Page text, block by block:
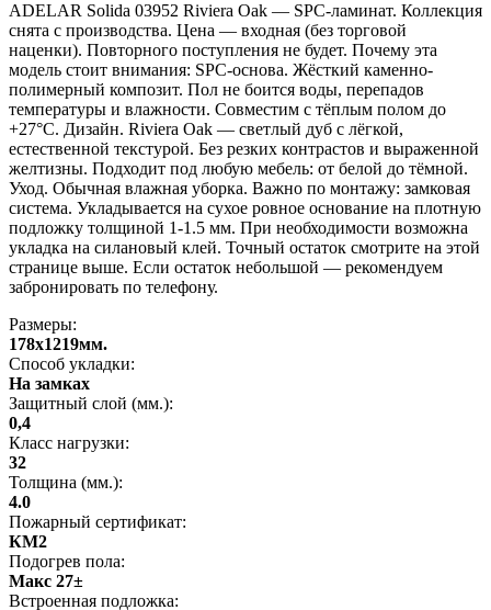
ADELAR Solida 03952 Riviera Oak — SPC-ламинат. Коллекция
снята с производства. Цена — входная (без торговой
наценки). Повторного поступления не будет. Почему эта
модель стоит внимания: SPC-основа. Жёсткий каменно-
полимерный композит. Пол не боится воды, перепадов
температуры и влажности. Совместим с тёплым полом до
+27°C. Дизайн. Riviera Oak — светлый дуб с лёгкой,
естественной текстурой. Без резких контрастов и выраженной
желтизны. Подходит под любую мебель: от белой до тёмной.
Уход. Обычная влажная уборка. Важно по монтажу: замковая
система. Укладывается на сухое ровное основание на плотную
подложку толщиной 1-1.5 мм. При необходимости возможна
укладка на силановый клей. Точный остаток смотрите на этой
странице выше. Если остаток небольшой — рекомендуем
забронировать по телефону.
Размеры:
178x1219мм.
Способ укладки:
На замках
Защитный слой (мм.):
0,4
Класс нагрузки:
32
Толщина (мм.):
4.0
Пожарный сертификат:
КМ2
Подогрев пола:
Макс 27±
Встроенная подложка: